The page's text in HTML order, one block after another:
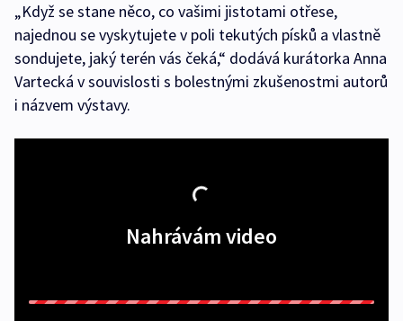
„Když se stane něco, co vašimi jistotami otřese,
najednou se vyskytujete v poli tekutých písků a vlastně
sondujete, jaký terén vás čeká,“ dodává kurátorka Anna
Vartecká v souvislosti s bolestnými zkušenostmi autorů
i názvem výstavy.
Nahrávám video